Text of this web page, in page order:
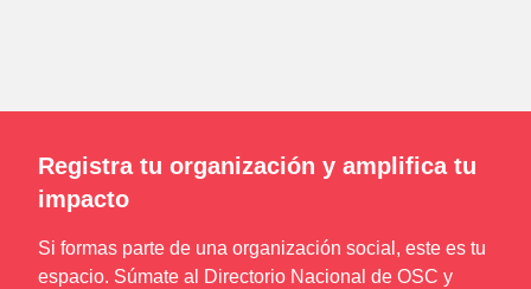
Registra tu organización y amplifica tu
impacto
Si formas parte de una organización social, este es tu
espacio. Súmate al Directorio Nacional de OSC y